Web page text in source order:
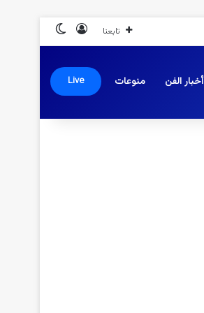
تابعنا تسجيل الدخول
أخبار الفن منوعات Live